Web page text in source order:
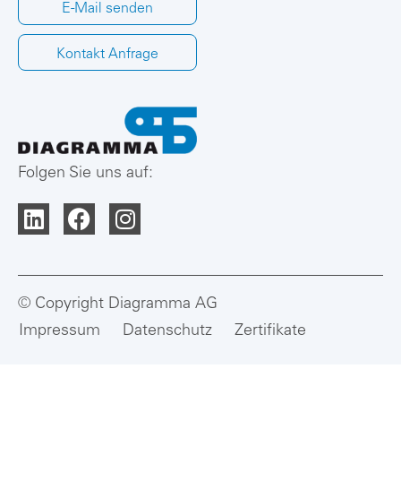
E-Mail senden
Kontakt Anfrage
Folgen Sie uns auf:
© Copyright Diagramma AG
Impressum
Datenschutz Zertifikate